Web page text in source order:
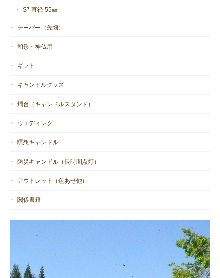
年末の注文にもかかわらず最短で発送して下さり無事に受け取る
事が出来ました。 また、注文時には何度も対応して下さりありが
みです。大切に使わせて頂きます！
たです。 どうぞ素敵な新年になさってく
ださい! お買い上げありがとうございま
S7 直径 55㎜
テーパー（先細）
和形・神仏用
ギフト
キャンドルグッズ
燭台（キャンドルスタンド）
ウエディング
瞑想キャンドル
防災キャンドル（長時間点灯）
アウトレット（色あせ他）
関係書籍